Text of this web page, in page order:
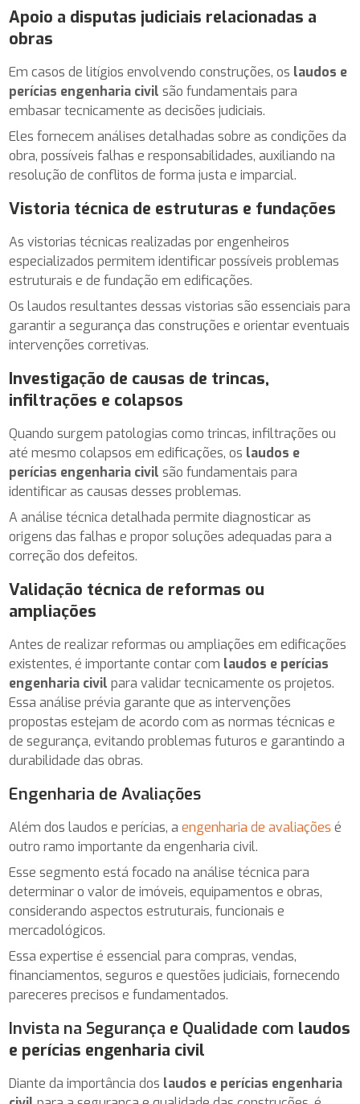
Apoio a disputas judiciais relacionadas a
obras
Em casos de litígios envolvendo construções, os laudos e
perícias engenharia civil são fundamentais para
embasar tecnicamente as decisões judiciais.
Eles fornecem análises detalhadas sobre as condições da
obra, possíveis falhas e responsabilidades, auxiliando na
resolução de conflitos de forma justa e imparcial.
Vistoria técnica de estruturas e fundações
As vistorias técnicas realizadas por engenheiros
especializados permitem identificar possíveis problemas
estruturais e de fundação em edificações.
Os laudos resultantes dessas vistorias são essenciais para
garantir a segurança das construções e orientar eventuais
intervenções corretivas.
Investigação de causas de trincas,
infiltrações e colapsos
Quando surgem patologias como trincas, infiltrações ou
até mesmo colapsos em edificações, os laudos e
perícias engenharia civil são fundamentais para
identificar as causas desses problemas.
A análise técnica detalhada permite diagnosticar as
origens das falhas e propor soluções adequadas para a
correção dos defeitos.
Validação técnica de reformas ou
ampliações
Antes de realizar reformas ou ampliações em edificações
existentes, é importante contar com laudos e perícias
engenharia civil para validar tecnicamente os projetos.
Essa análise prévia garante que as intervenções
propostas estejam de acordo com as normas técnicas e
de segurança, evitando problemas futuros e garantindo a
durabilidade das obras.
Engenharia de Avaliações
Além dos laudos e perícias, aengenharia de avaliações é
outro ramo importante da engenharia civil.
Esse segmento está focado na análise técnica para
determinar o valor de imóveis, equipamentos e obras,
considerando aspectos estruturais, funcionais e
mercadológicos.
Essa expertise é essencial para compras, vendas,
financiamentos, seguros e questões judiciais, fornecendo
pareceres precisos e fundamentados.
Invista na Segurança e Qualidade com laudos
e perícias engenharia civil
Diante da importância dos laudos e perícias engenharia